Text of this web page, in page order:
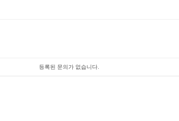
등록된 문의가 없습니다.